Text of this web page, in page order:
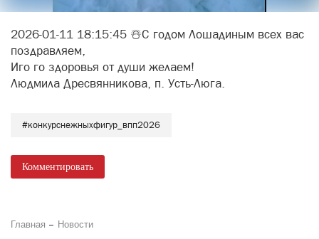
2026-01-11 18:15:45 ☃️С годом Лошадиным всех вас
поздравляем,
Иго го здоровья от души желаем!
Людмила Дресвянникова, п. Усть-Люга.
#конкурснежныхфигур_впп2026
Комментировать
Главная Новости